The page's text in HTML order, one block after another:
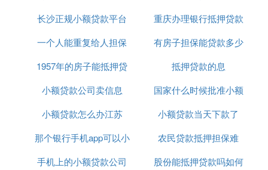
地址：湖南省长沙市长沙县开元东路67号附近
9、浏阳市汇银小额贷款有限公司
电话：*；*
10、浏阳市银盛小额贷款有限公司
电话：*
温馨提示：在长沙有小额贷款需求的朋友，如果您想
享受上门服务，可以在我们网站直接填写
申请资料，我们将为您提供更为优质高效的服务。
怎样找到非银行正规的无抵押小额贷款
司
长沙正规小额贷款平台
重庆办理银行抵押贷款
公司
一个人能重复给人担保
贷款吗
有房子担保能贷款多少
1957年的房子能抵押贷
款吗
抵押贷款的息
小额贷款公司卖信息
国家什么时候批准小额
贷款
小额贷款怎么办江苏
小额贷款当天下款了
那个银行手机app可以小
额贷款
农民贷款抵押担保难
手机上的小额贷款公司
股份能抵押贷款吗如何